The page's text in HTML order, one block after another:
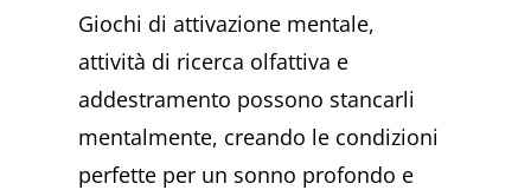
Giochi di attivazione mentale,
attività di ricerca olfattiva e
addestramento possono stancarli
mentalmente, creando le condizioni
perfette per un sonno profondo e